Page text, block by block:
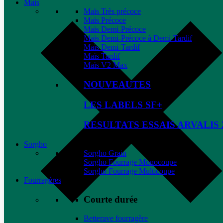
Maïs
Maïs Très précoce
Maïs Précoce
Maïs Demi-Précoce
Maïs Demi-Précoce à Demi-Tardif
Maïs Demi-Tardif
Maïs Tardif
Maïs V2 Max
NOUVEAUTES
LES LABELS SF+
RESULTATS ESSAIS ARVALIS
Sorgho
Sorgho Grain
Sorgho Fourrage Monocoupe
Sorgho Fourrage Multicoupe
Fourragères
Courte durée
Betterave fourragère